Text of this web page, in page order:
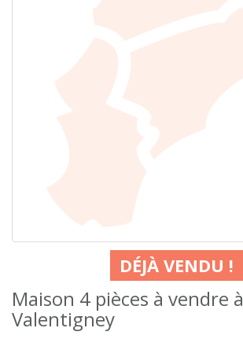
DÉJÀ VENDU !
Maison 4 pièces à vendre à
Valentigney